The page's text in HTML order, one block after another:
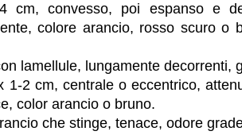
cm, convesso, poi espanso e
colore arancio, rosso scuro o
lamellule, lungamente decorrenti,
1-2 cm, centrale o eccentrico,
color arancio o bruno.
che stinge, tenace, odore